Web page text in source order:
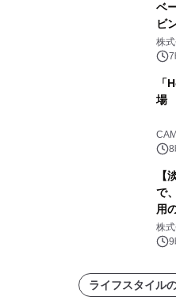
ベ
ビ
事
株
7
「
場
8
【
で
用
プ
ス
株
9
ライフスタイル